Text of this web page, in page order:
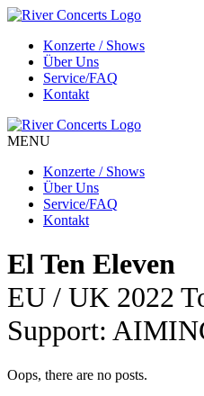
Konzerte / Shows
Über Uns
Service/FAQ
Kontakt
MENU
Konzerte / Shows
Über Uns
Service/FAQ
Kontakt
El Ten Eleven
EU / UK 2022
Support:
Oops, there are no posts.